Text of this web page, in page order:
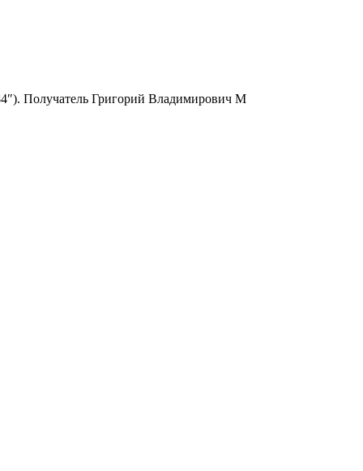
Получатель Григорий Владимирович М